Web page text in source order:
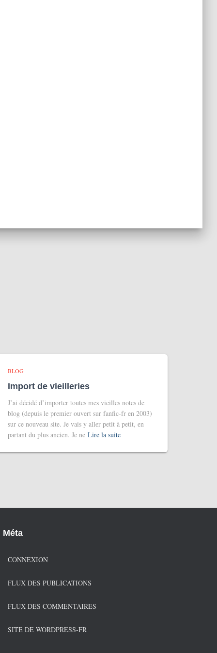
BLOG
Import de vieilleries
J’ai décidé d’importer toutes mes vieilles notes de
blog (depuis le premier ouvert sur fanfic-fr en 2003)
sur ce nouveau site. Je vais y aller petit à petit, en
partant du plus ancien. Je ne Lire la suite
Méta
CONNEXION
FLUX DES PUBLICATIONS
FLUX DES COMMENTAIRES
SITE DE WORDPRESS-FR